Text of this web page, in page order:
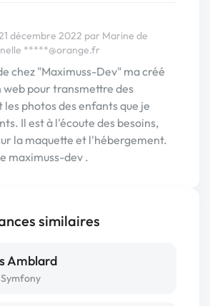
décembre 2022 par Marine de
*****@orange.fr
chez "Maximuss-Dev" ma créé
web pour transmettre des
photos des enfants que je
Il est à l'écoute des besoins,
la maquette et l'hébergement.
maximuss-dev .
similaires
Amblard